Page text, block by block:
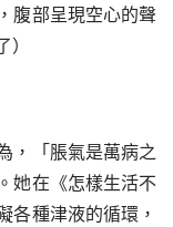
腹部呈現空心的聲
，「脹氣是萬病之
她在《怎樣生活不
各種津液的循環，